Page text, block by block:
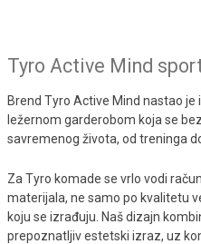
Tyro Active Mind
Brend Tyro Active Mind nastao
ležernom garderobom koja se
savremenog života, od treninga
Za Tyro komade se vrlo vodi
materijala, ne samo po kvalitetu
koju se izrađuju. Naš dizajn
prepoznatljiv estetski izraz, uz